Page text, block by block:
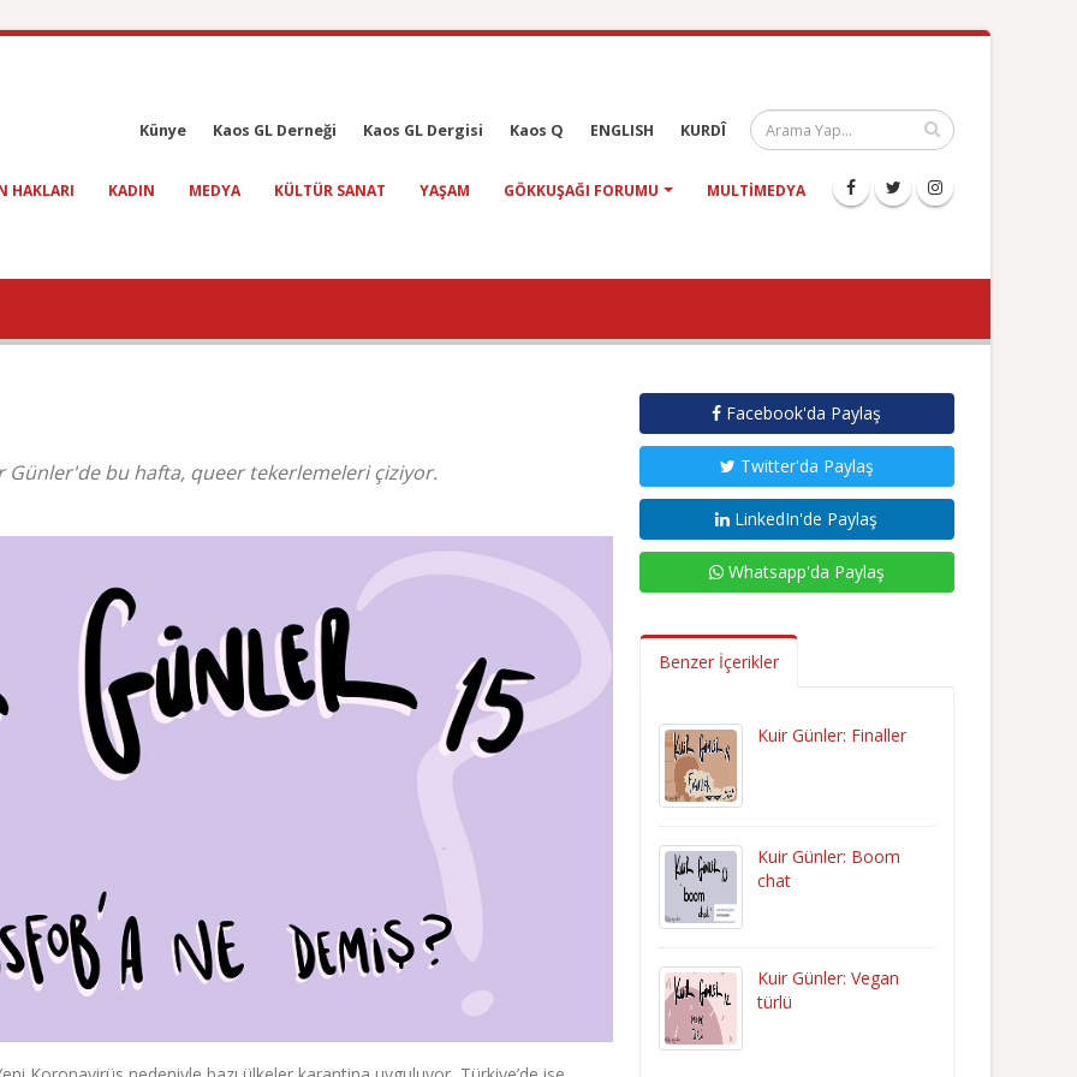
Künye Kaos GL Derneği Kaos GL Dergisi Kaos Q ENGLISH KURDÎ
HAKLARI KADIN MEDYA KÜLTÜR SANAT YAŞAM GÖKKUŞAĞI FORUMU MULTIMEDYA
Günler'de bu hafta, queer tekerlemeleri çiziyor.
Facebook'da Paylaş
Twitter'da Paylaş
LinkedIn'de Paylaş
Whatsapp'da Paylaş
Benzer İçerikler
Kuir Günler: Finaller
Kuir Günler: Boom
chat
Kuir Günler: Vegan
türlü